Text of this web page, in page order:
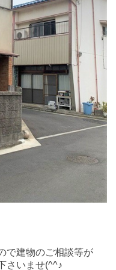
で建物のご相談等が
さいませ(^^♪